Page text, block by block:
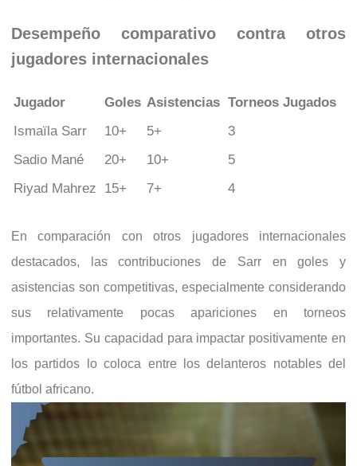
Desempeño comparativo contra otros
jugadores internacionales
Jugador Goles Asistencias Torneos Jugados
Ismaïla Sarr
10+ 5+
3
Sadio Mané
20+ 10+
5
Riyad Mahrez
15+ 7+ 4
En comparación con otros jugadores internacionales
destacados, las contribuciones de Sarr en goles y
asistencias son competitivas, especialmente considerando
sus relativamente pocas apariciones en torneos
importantes. Su capacidad para impactar positivamente en
los partidos lo coloca entre los delanteros notables del
fútbol africano.